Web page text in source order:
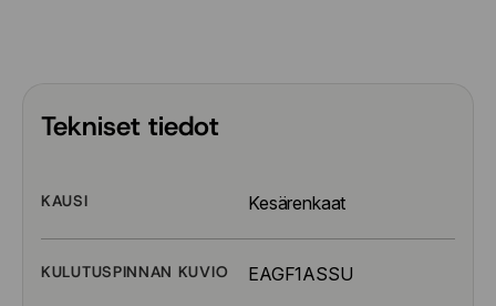
Tekniset tiedot
KAUSI Kesärenkaat
KULUTUSPINNAN KUVIO EAGF1ASSU